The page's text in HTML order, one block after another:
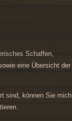
Schaffen,
eine Übersicht der
sind, können Sie mich